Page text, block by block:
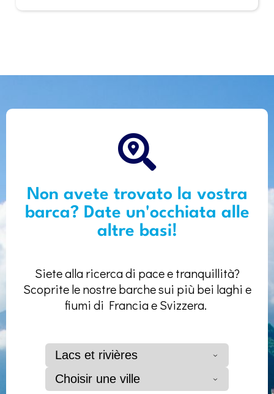
Non avete trovato la vostra
barca? Date un'occhiata alle
altre basi!
Siete alla ricerca di pace e tranquillità?
Scoprite le nostre barche sui più bei laghi e
fiumi di Francia e Svizzera.
Lacs et rivières
Choisir une ville